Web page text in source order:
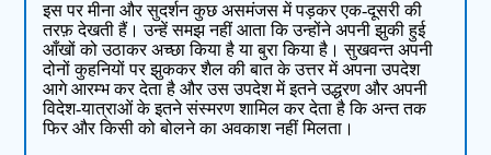
इस पर मीना और सुदर्शन कुछ असमंजस में पड़कर एक-दूसरी की
तरफ़ देखती हैं। उन्हें समझ नहीं आता कि उन्होंने अपनी झुकी हुई
आँखों को उठाकर अच्छा किया है या बुरा किया है। सुखवन्त अपनी
दोनों कुहनियों पर झुककर शैल की बात के उत्तर में अपना उपदेश
आगे आरम्भ कर देता है और उस उपदेश में इतने उद्धरण और अपनी
विदेश-यात्राओं के इतने संस्मरण शामिल कर देता है कि अन्त तक
फिर और किसी को बोलने का अवकाश नहीं मिलता।